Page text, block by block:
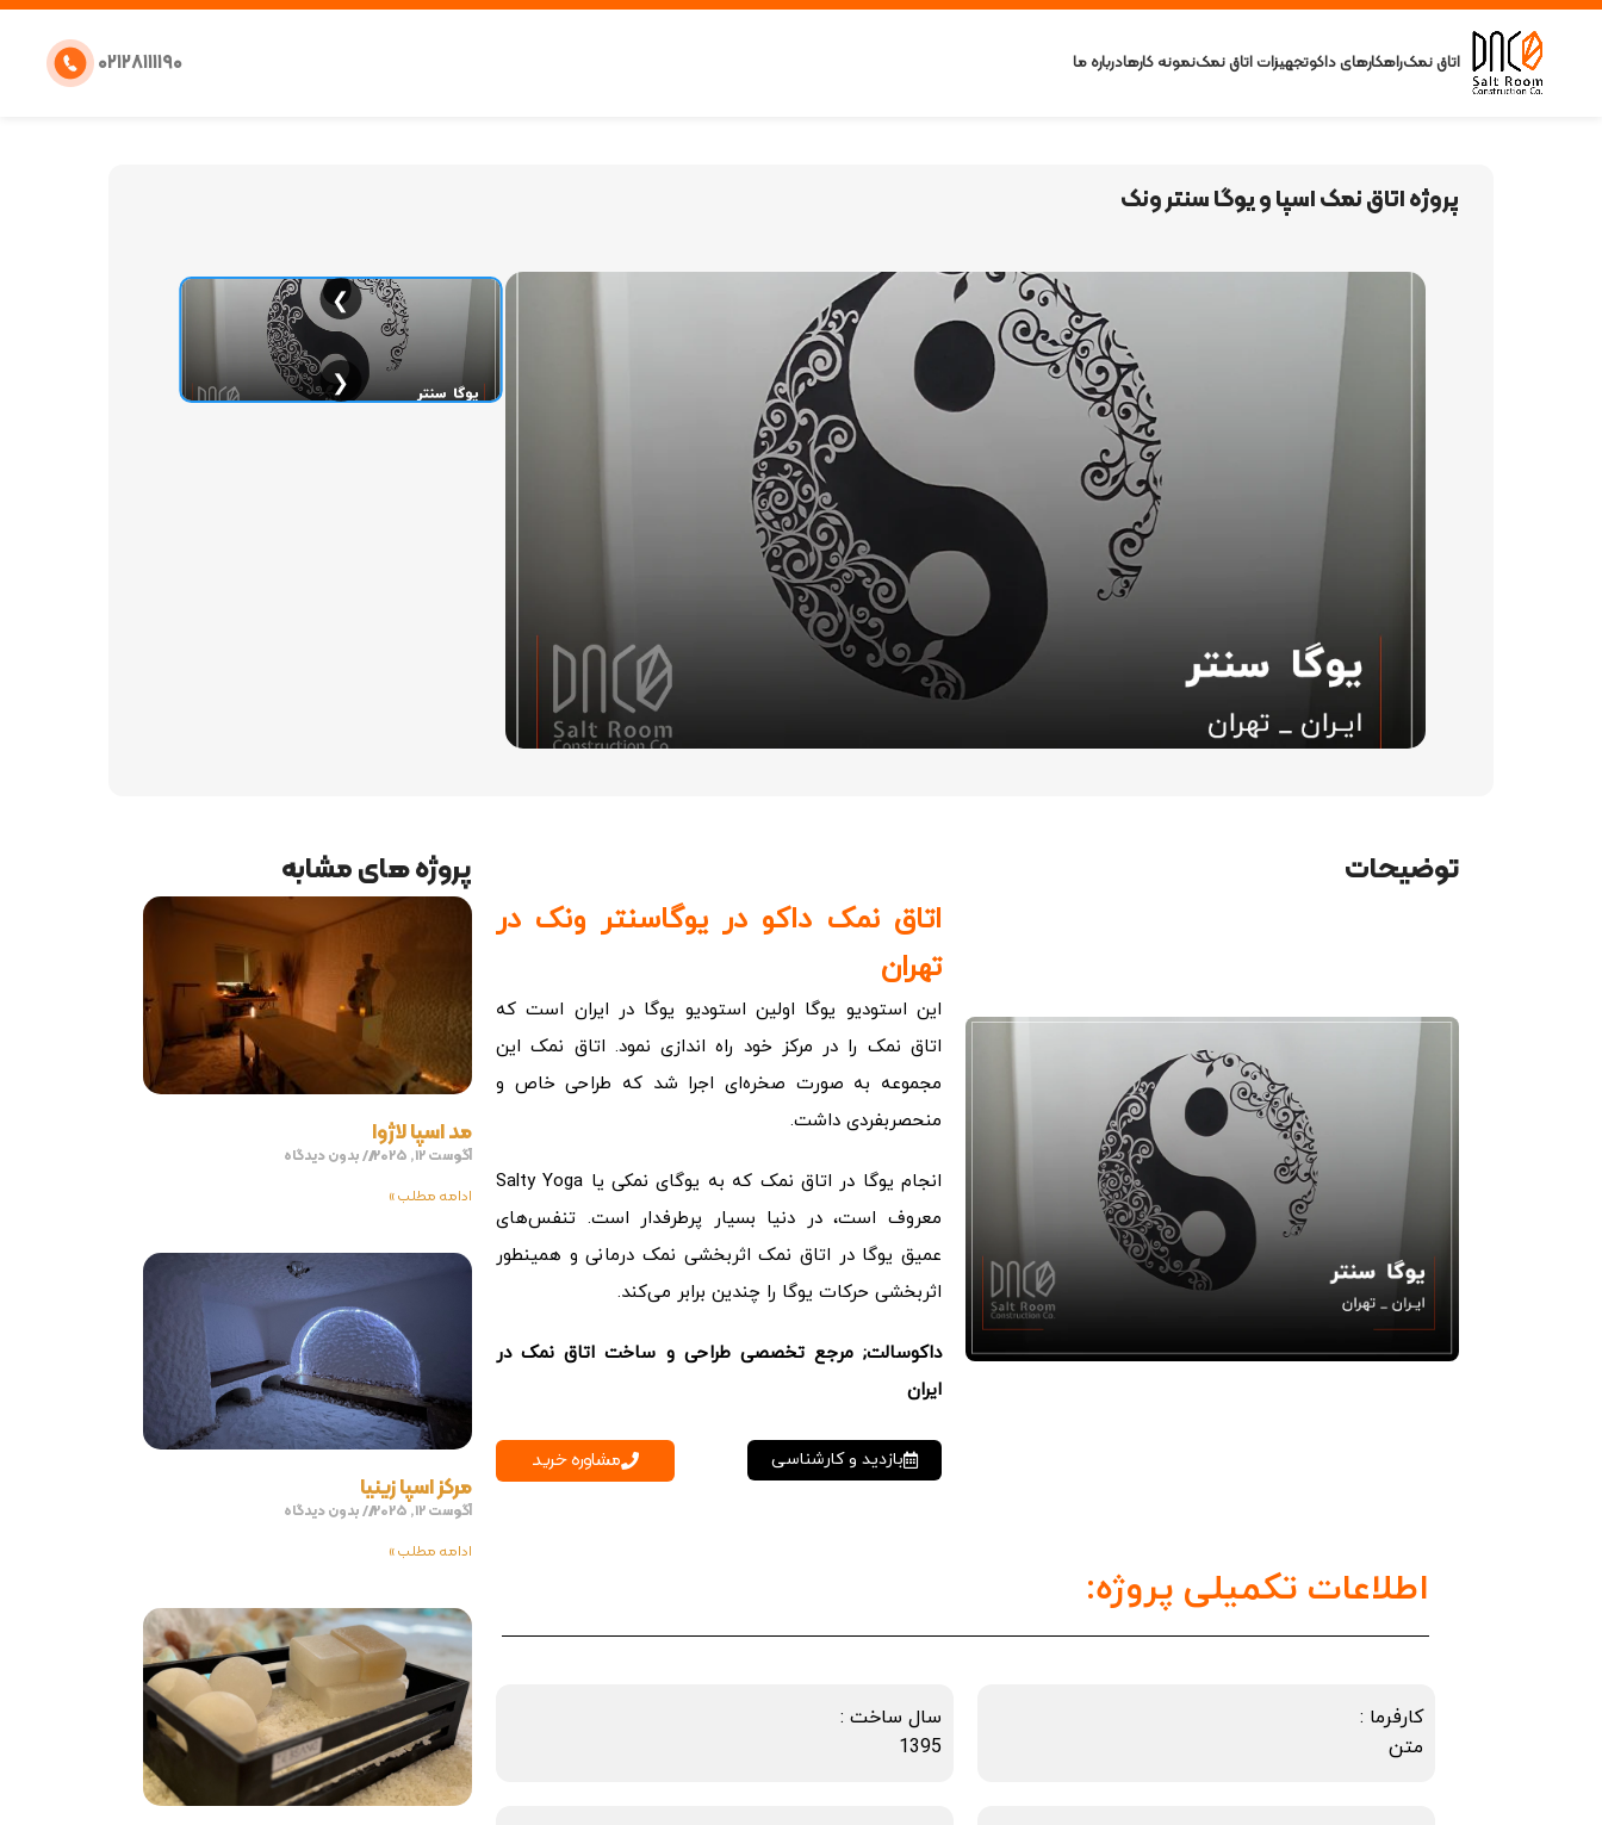
اتاق نمکراهکارهای داکوتجهیزات اتاق نمکنمونه کارهادرباره ما ۰۲۱۲۸۱۱۱۱۹۰
پروژه اتاق نمک اسپا و یوگا سنتر ونک
❯
❮
توضیحات
اتاق نمک داکو در یوگاسنتر ونک در
تهران
این استودیو یوگا اولین استودیو یوگا در ایران است که
اتاق نمک را در مرکز خود راه اندازی نمود. اتاق نمک این
مجموعه به صورت صخره‌ای اجرا شد که طراحی خاص و
منحصربفردی داشت.
انجام یوگا در اتاق نمک که به یوگای نمکی یا Salty Yoga
معروف است، در دنیا بسیار پرطرفدار است. تنفس‌های
عمیق یوگا در اتاق نمک اثربخشی نمک درمانی و همینطور
اثربخشی حرکات یوگا را چندین برابر می‌کند.
داکوسالت; مرجع تخصصی طراحی و ساخت اتاق نمک در
ایران
بازدید و کارشناسی مشاوره خرید
اطلاعات تکمیلی پروژه:
کارفرما :
متن
سال ساخت :
1395
پروژه های مشابه
مد اسپا لاژوا
آگوست 12, 2025
بدون دیدگاه
ادامه مطلب »
مرکز اسپا زینیا
آگوست 12, 2025
بدون دیدگاه
ادامه مطلب »